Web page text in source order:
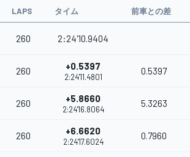
LAPS タイム 前車との差
260 2:24'10.9404
260 +0.5397
2:24'11.4801
0.5397
260 +5.8660
2:24'16.8064
5.3263
260 +6.6620
2:24'17.6024
0.7960